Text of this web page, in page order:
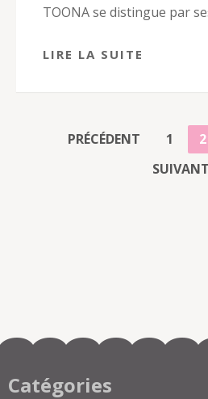
TOONA se distingue par
LIRE LA SUITE
PAGINATION
PRÉCÉDENT PAGE
1 2
SUIVANT
Catégories